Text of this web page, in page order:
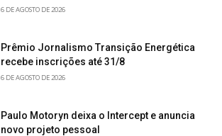
6 DE AGOSTO DE 2026
Prêmio Jornalismo Transição Energética
recebe inscrições até 31/8
6 DE AGOSTO DE 2026
Paulo Motoryn deixa o Intercept e anuncia
novo projeto pessoal